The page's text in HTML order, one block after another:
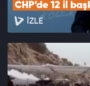
CHP’de 12 il
İZLE